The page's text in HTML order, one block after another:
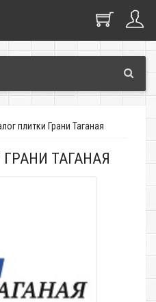
плитки Грани Таганая
ТАГАНАЯ